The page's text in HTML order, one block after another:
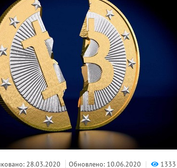
28.03.2020 Обновлено: 10.06.2020
1333